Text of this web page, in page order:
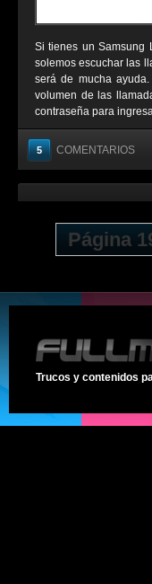
Si tienes un Samsung
solemos escuchar las
será de mucha
volumen de las
contraseña para
5 COMENTARIOS
Página
Trucos y contenidos